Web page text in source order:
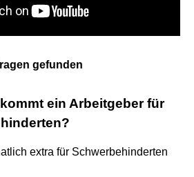
gefunden
ein Arbeitgeber für
extra für Schwerbehinderten